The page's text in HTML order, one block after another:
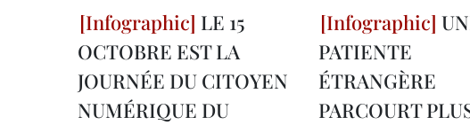
LE 15
OCTOBRE EST LA
JOURNÉE DU CITOYEN
NUMÉRIQUE DU
PATIENTE
ÉTRANGÈRE
PARCOURT